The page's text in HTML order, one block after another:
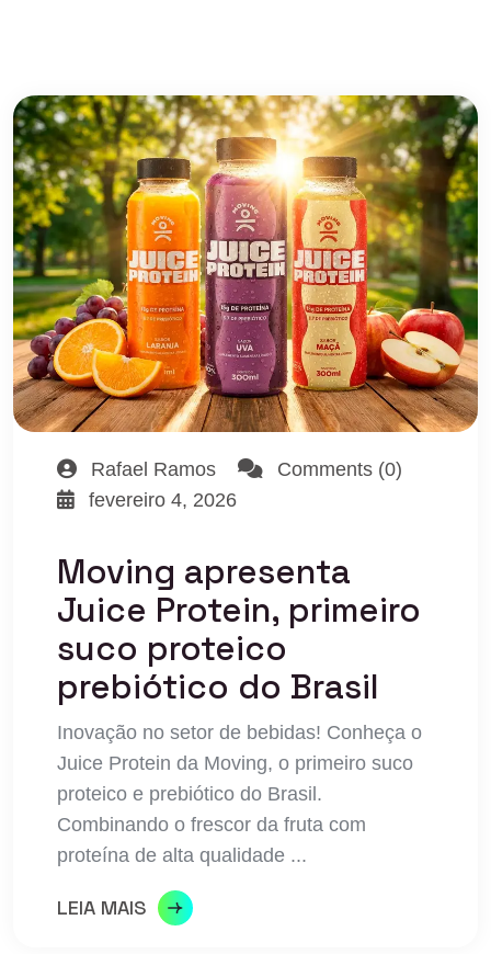
Rafael Ramos
Comments (0)
fevereiro 4, 2026
Moving apresenta
Juice Protein, primeiro
suco proteico
prebiótico do Brasil
Inovação no setor de bebidas! Conheça o
Juice Protein da Moving, o primeiro suco
proteico e prebiótico do Brasil.
Combinando o frescor da fruta com
proteína de alta qualidade ...
LEIA MAIS